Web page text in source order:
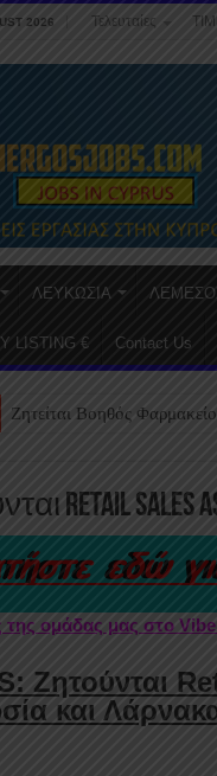
2026 Τελευταίες
ΛΕΥΚΩΣΙΑ
LISTING € Contact Us
Ζητείται Βοηθός
Retail Sales
της ομάδας μας στο
Ζητούνται
και